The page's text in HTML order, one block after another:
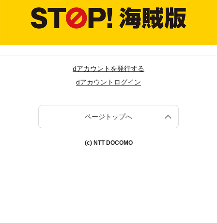
dアカウントを発行する
dアカウントログイン
ページトップへ
(c) NTT DOCOMO